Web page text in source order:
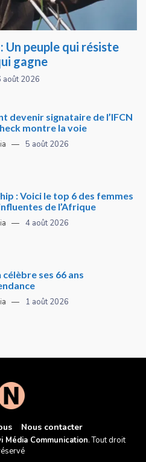
Un peuple qui résiste
gagne
août 2026
devenir signataire de l’IFCN
montre la voie
5 août 2026
: Voici le top 6 des femmes
de l’Afrique
4 août 2026
célèbre ses 66 ans
1 août 2026
Nous contacter
Média Communication. Tout droit